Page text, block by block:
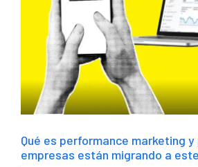
Qué es performance marketing
empresas están migrando a